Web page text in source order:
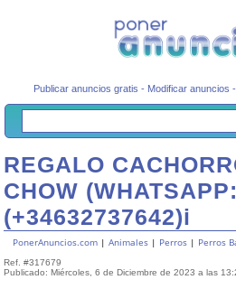
Publicar anuncios gratis - Modificar anuncios -
REGALO
CHOW (WHATSAPP:
(+34632737642)i
PonerAnuncios.com |Animales | Perros | Perros
Ref. #317679
Publicado: Miércoles, 6 de Diciembre de 2023 a las